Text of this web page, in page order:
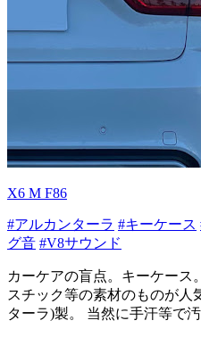
X6 M F86
#アルカンターラ #キーケース
グ音 #V8サウンド
カーケアの盲点。キーケース
スチック等の素材のものが人
ターラ)製。 当然に手汗等で